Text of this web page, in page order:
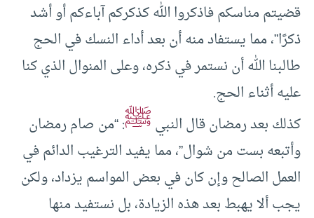
قضيتم مناسكم فاذكروا الله كذكركم آباءكم أو أشد
ذكرًا”، مما يستفاد منه أن بعد أداء النسك في الحج
طالبنا الله أن نستمر في ذكره، وعلى المنوال الذي كنا
عليه أثناء الحج.
كذلك بعد رمضان قال النبيﷺ: “من صام رمضان
وأتبعه بست من شوال”، مما يفيد الترغيب الدائم في
العمل الصالح وإن كان في بعض المواسم يزداد، ولكن
يجب ألا يهبط بعد هذه الزيادة، بل نستفيد منها